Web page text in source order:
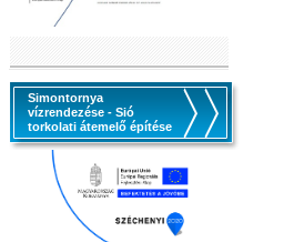
Simontornya
vízrendezése - Sió
torkolati átemelő építése